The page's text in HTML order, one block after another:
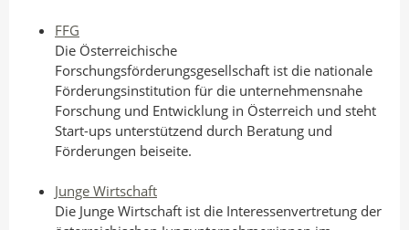
FFG
Die Österreichische
Forschungsförderungsgesellschaft ist die nationale
Förderungsinstitution für die unternehmensnahe
Forschung und Entwicklung in Österreich und steht
Start-ups unterstützend durch Beratung und
Förderungen beiseite.
Junge Wirtschaft
Die Junge Wirtschaft ist die Interessenvertretung der